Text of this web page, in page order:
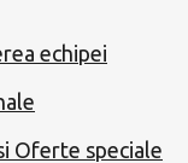
echipei
Oferte speciale